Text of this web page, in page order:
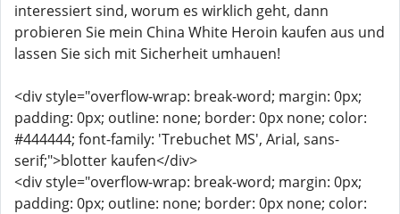
interessiert sind, worum es wirklich geht, dann
probieren Sie mein China White Heroin kaufen aus und
lassen Sie sich mit Sicherheit umhauen!
<div style="overflow-wrap: break-word; margin: 0px;
padding: 0px; outline: none; border: 0px none; color:
#444444; font-family: 'Trebuchet MS', Arial, sans-
serif;">blotter kaufen</div>
<div style="overflow-wrap: break-word; margin: 0px;
padding: 0px; outline: none; border: 0px none; color: